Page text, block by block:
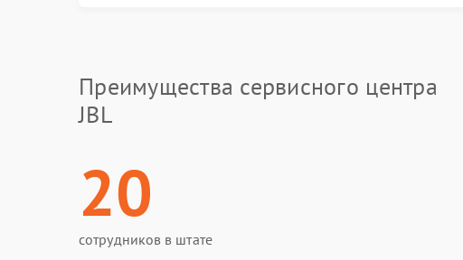
Преимущества сервисного центра
JBL
20
сотрудников в штате